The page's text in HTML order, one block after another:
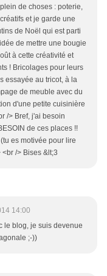
de choses : poterie,
et je garde une
de Noël qui est parti
de mettre une bougie
à cette créativité et
! Bricolages pour leurs
essayée au tricot, à la
de meuble avec du
d'une petite cuisinière
/> Bref, j'ai besoin
de ces places !!
es motivée pour lire
/> Bises &lt;3
14:00
le blog, je suis devenue
;-))